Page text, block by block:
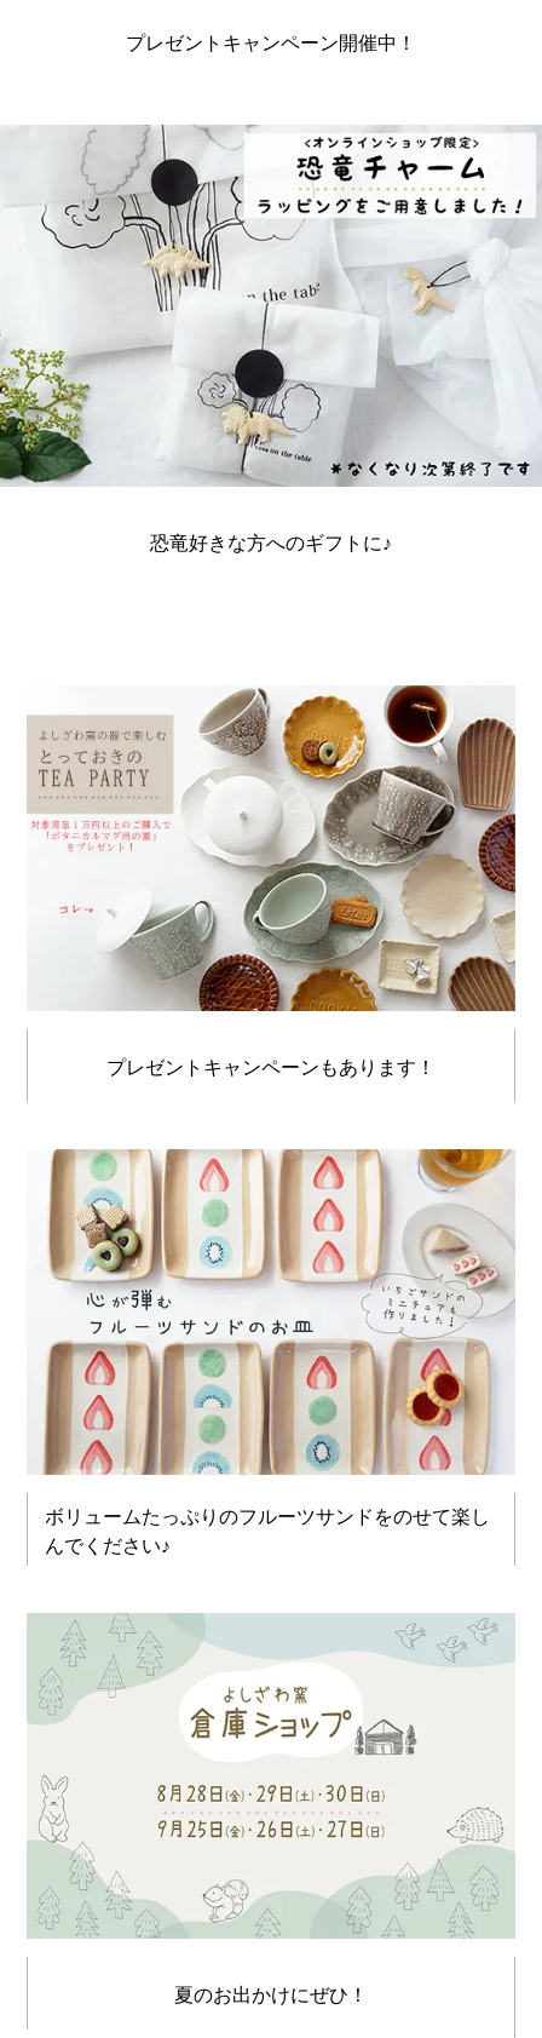
プレゼントキャンペーン開催中！
恐竜好きな方へのギフトに♪
プレゼントキャンペーンもあります！
ボリュームたっぷりのフルーツサンドをのせて楽し
んでください♪
夏のお出かけにぜひ！